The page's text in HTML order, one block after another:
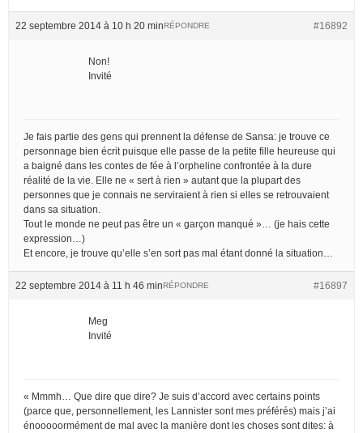
22 septembre 2014 à 10 h 20 min #16892
RÉPONDRE
Non!
Invité
Je fais partie des gens qui prennent la défense de Sansa: je trouve ce
personnage bien écrit puisque elle passe de la petite fille heureuse qui
a baigné dans les contes de fée à l’orpheline confrontée à la dure
réalité de la vie. Elle ne « sert à rien » autant que la plupart des
personnes que je connais ne serviraient à rien si elles se retrouvaient
dans sa situation.
Tout le monde ne peut pas être un « garçon manqué »… (je hais cette
expression…)
Et encore, je trouve qu’elle s’en sort pas mal étant donné la situation…
22 septembre 2014 à 11 h 46 min #16897
RÉPONDRE
Meg
Invité
« Mmmh… Que dire que dire? Je suis d’accord avec certains points
(parce que, personnellement, les Lannister sont mes préférés) mais j’ai
énooooormément de mal avec la manière dont les choses sont dites: à